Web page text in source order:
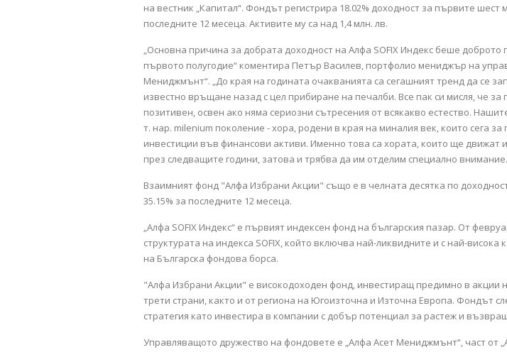
на вестник „Капитал“. Фондът регистрира 18.02% доходност за първите шест
последните 12 месеца. Активите му са над 1,4 млн. лв.
„Oсновна причина за добрата доходност на Алфа SOFIX Индекс беше доброто
първото полугодие“ коментира Петър Василев, портфолио мениджър на
Мениджмънт“. „До края на годината очакванията са сегашният тренд да се
известно връщане назад с цел прибиране на печалби. Все пак си мисля, че
позитивен, освен ако няма сериозни сътресения от всякакво естество.
т. нар. milenium поколение - хора, родени в края на миналия век, които сега
инвестиции във финансови активи. Именно това са хората, които ще движат
през следващите години, затова и трябва да им отделим специално
Взаимният фонд "Алфа Избрани Акции" също е в челната десятка по
35.15% за последните 12 месеца.
„Алфа SOFIX Индекс“ е първият индексен фонд на българския пазар. От
структурата на индекса SOFIX, който включва най-ликвидните и с най-
на Българска фондова борса.
"Алфа Избрани Акции" е високодоходен фонд, инвестиращ предимно в акции
трети страни, както и от региона на Югоизточна и Източна Европа. Фондът
стратегия като инвестира в компании с добър потенциал за растеж и
Управляващото дружество на фондовете е „Алфа Асет Мениджмънт“, част от